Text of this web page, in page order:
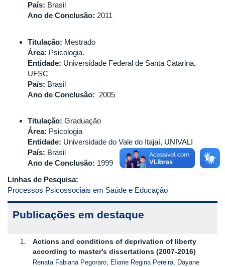
País: Brasil
Ano de Conclusão: 2011
Titulação: Mestrado
Área: Psicologia.
Entidade: Universidade Federal de Santa Catarina,
UFSC
País: Brasil
Ano de Conclusão: 2005
Titulação: Graduação
Área: Psicologia
Entidade: Universidade do Vale do Itajaí, UNIVALI
País: Brasil
Ano de Conclusão: 1999
Linhas de Pesquisa:
Processos Psicossociais em Saúde e Educação
Publicações em destaque
Actions and conditions of deprivation of liberty
according to master's dissertations (2007-2016)
Renata Fabiana Pegoraro, Eliane Regina Pereira, Dayane